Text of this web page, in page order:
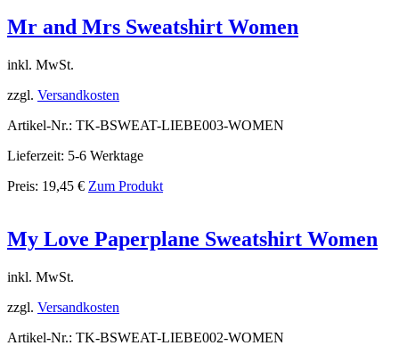
Mr and Mrs Sweatshirt Women
inkl. MwSt.
zzgl. Versandkosten
Artikel-Nr.: TK-BSWEAT-LIEBE003-WOMEN
Lieferzeit: 5-6 Werktage
Preis: 19,45 € Zum Produkt
My Love Paperplane Sweatshirt Women
inkl. MwSt.
zzgl. Versandkosten
Artikel-Nr.: TK-BSWEAT-LIEBE002-WOMEN